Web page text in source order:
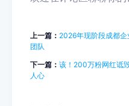
上一篇： 2026年现阶段成都
团队
下一篇： 该！200万粉网红诋
人心